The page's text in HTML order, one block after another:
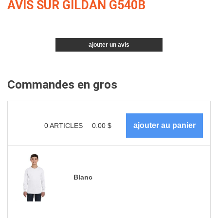
AVIS SUR GILDAN G540B
ajouter un avis
Commandes en gros
0ARTICLES 0.00 $
Blanc